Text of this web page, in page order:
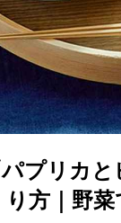
プリカ
方｜野